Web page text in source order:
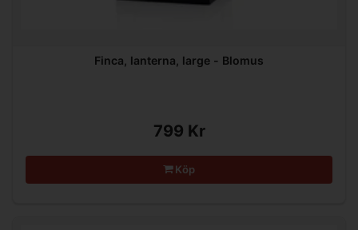
Finca, lanterna, large - Blomus
799 Kr
Köp